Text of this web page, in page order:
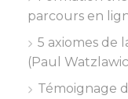
parcours en
5 axiomes de
(Paul
Témoignage